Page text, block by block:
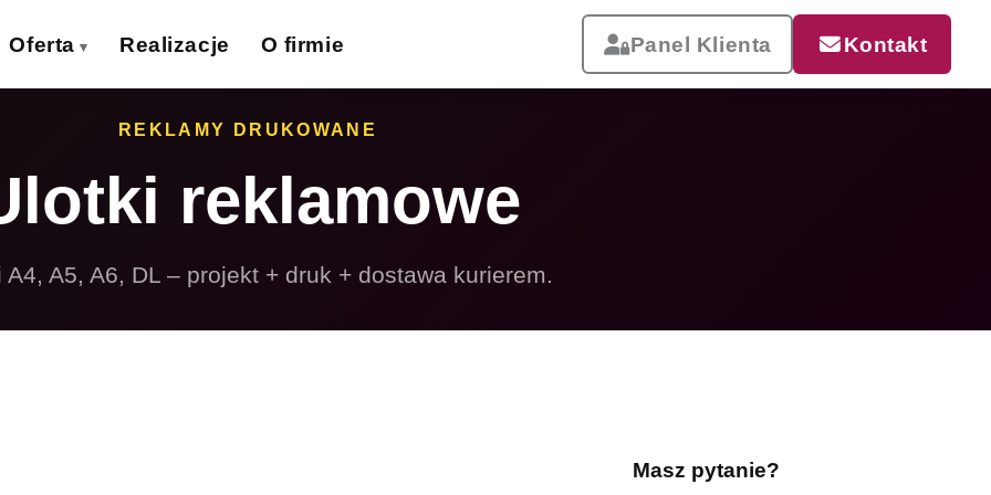
Oferta
› Ulotki
› Banery wielkoformat.
Rollupy ›
Zobacz całą ofertę
Realizacje O firmie Panel Klienta Kontakt
REKLAMY DRUKOWANE
reklamowe
A4, A5, A6, DL – projekt + druk + dostawa kurierem.
Masz pytanie?